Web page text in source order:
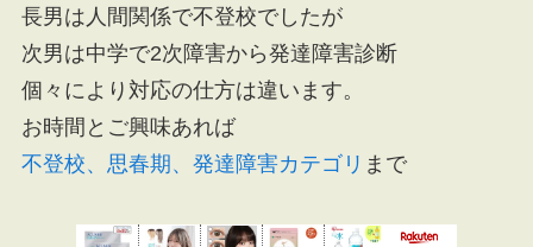
長男は人間関係で不登校でしたが
次男は中学で2次障害から発達障害診断
個々により対応の仕方は違います。
お時間とご興味あれば
不登校、思春期、発達障害カテゴリ まで